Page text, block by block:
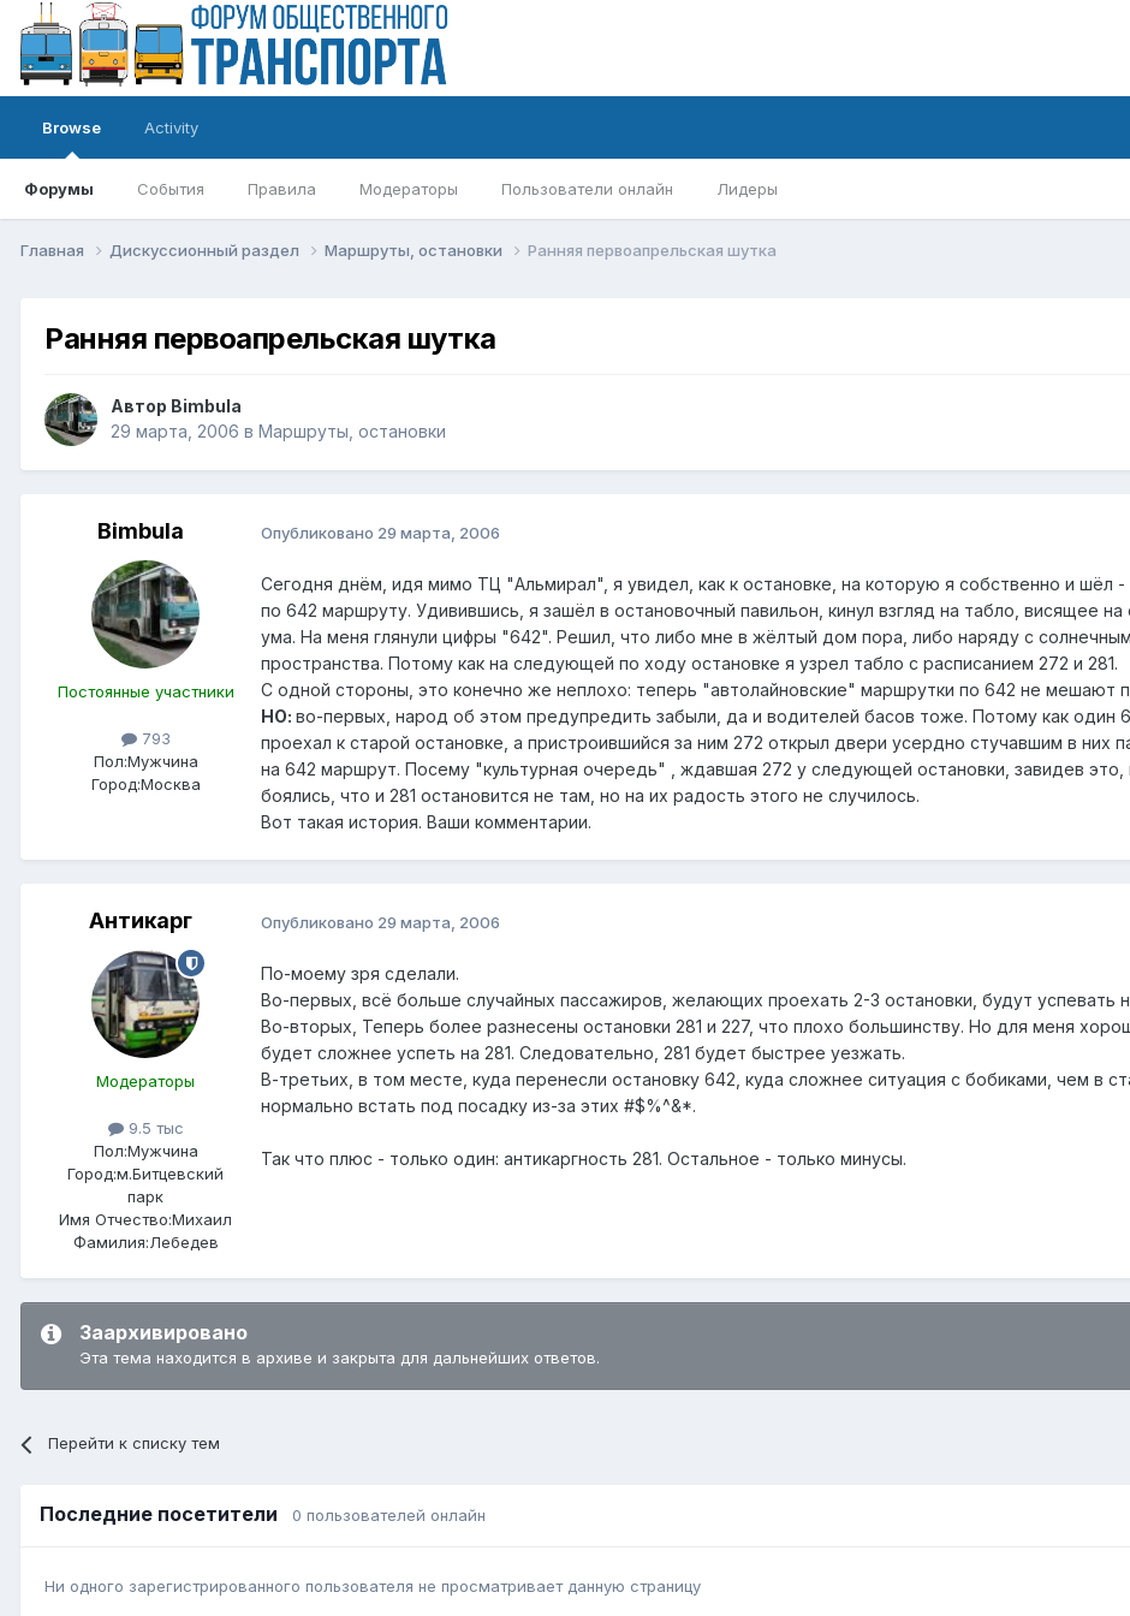
Browse
Форумы События Правила Модераторы Пользователи онлайн Лидеры
Activity
Главная Дискуссионный раздел Маршруты, остановки Ранняя первоапрельская шутка
Ранняя первоапрельская шутка
Автор Bimbula
29 марта, 2006 в Маршруты, остановки
Bimbula
Постоянные участники
793
Пол:Мужчина
Город:Москва
Опубликовано 29 марта, 2006
Сегодня днём, идя мимо ТЦ "Альмирал", я увидел, как к остановке, на которую я собственно и шёл -
по 642 маршруту. Удивившись, я зашёл в остановочный павильон, кинул взгляд на табло, висящее
ума. На меня глянули цифры "642". Решил, что либо мне в жёлтый дом пора, либо наряду с
пространства. Потому как на следующей по ходу остановке я узрел табло с расписанием 272 и 281.
С одной стороны, это конечно же неплохо: теперь "автолайновские" маршрутки по 642 не мешают
НО: во-первых, народ об этом предупредить забыли, да и водителей басов тоже. Потому как один
проехал к старой остановке, а пристроившийся за ним 272 открыл двери усердно стучавшим в них
на 642 маршрут. Посему "культурная очередь" , ждавшая 272 у следующей остановки, завидев это,
боялись, что и 281 остановится не там, но на их радость этого не случилось.
Вот такая история. Ваши комментарии.
Антикарг
Модераторы
9.5 тыс
Пол:Мужчина
Город:м.Битцевский
парк
Имя Отчество:Михаил
Фамилия:Лебедев
Опубликовано 29 марта, 2006
По-моему зря сделали.
Во-первых, всё больше случайных пассажиров, желающих проехать 2-3 остановки, будут успевать
Во-вторых, Теперь более разнесены остановки 281 и 227, что плохо большинству. Но для меня
будет сложнее успеть на 281. Следовательно, 281 будет быстрее уезжать.
В-третьих, в том месте, куда перенесли остановку 642, куда сложнее ситуация с бобиками, чем в
нормально встать под посадку из-за этих #$%^&*.
Так что плюс - только один: антикаргность 281. Остальное - только минусы.
Заархивировано
Эта тема находится в архиве и закрыта для дальнейших ответов.
Перейти к списку тем
Последние посетители 0 пользователей онлайн
Ни одного зарегистрированного пользователя не просматривает данную страницу